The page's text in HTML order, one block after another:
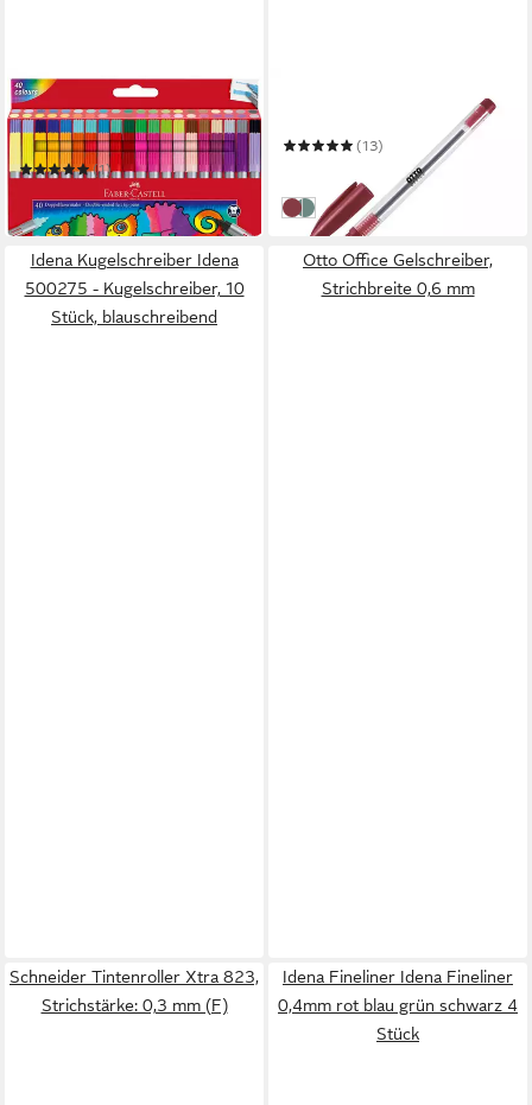
FABER-CASTELL
Filzstift 40 Filzstifte
Doppelender fein & breit
farbsortiert
(1)
in 5-6 Werktagen bei dir
Kugelschreiber Eco Stick
(13)
in 2-3 Werktagen bei dir
rotgrün
Idena Kugelschreiber Idena
500275 - Kugelschreiber, 10
Stück, blauschreibend
Otto Office Gelschreiber,
Strichbreite 0,6 mm
Schneider Tintenroller Xtra 823,
Strichstärke: 0,3 mm (F)
Idena Fineliner Idena Fineliner
0,4mm rot blau grün schwarz 4
Stück